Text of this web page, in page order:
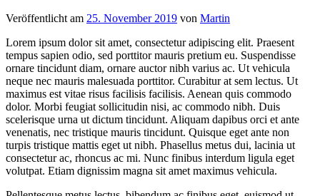
Veröffentlicht am 25. November 2019 von Martin
Lorem ipsum dolor sit amet, consectetur adipiscing elit. Praesent
tempus sapien odio, sed porttitor mauris pretium eu. Suspendisse
ornare tincidunt diam, ornare auctor nibh varius ac. Ut vehicula
neque nec mauris malesuada porttitor. Curabitur at sem lectus. Ut
maximus est vitae risus facilisis facilisis. Aenean quis commodo
dolor. Morbi feugiat sollicitudin nisi, ac commodo nibh. Duis
scelerisque urna ut dictum tincidunt. Aliquam dapibus orci et ante
venenatis, nec tristique mauris tincidunt. Quisque eget ante non
turpis tristique mattis eget ut nibh. Phasellus metus dui, lacinia ut
consectetur ac, rhoncus ac mi. Nunc finibus interdum ligula eget
volutpat. Etiam dignissim magna sit amet maximus vehicula.